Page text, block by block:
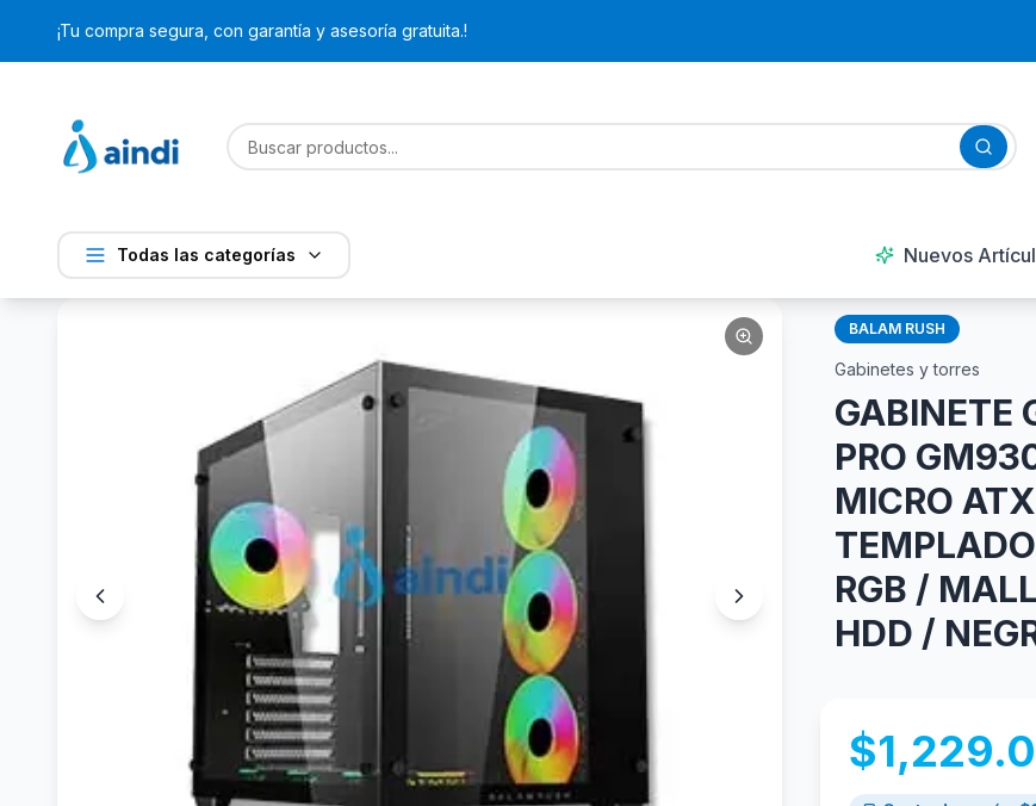
¡Tu compra segura, con garantía y asesoría gratuita.!
Todas las categorías Nuevos
BALAM RUSH
Gabinetes y torres
GABINETE
PRO
MICRO
RGB /
HDD /
$